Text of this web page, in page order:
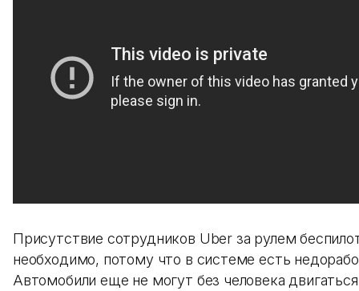
Присутствие сотрудников Uber за рулем
необходимо, потому что в системе есть
Автомобили еще не могут без человека